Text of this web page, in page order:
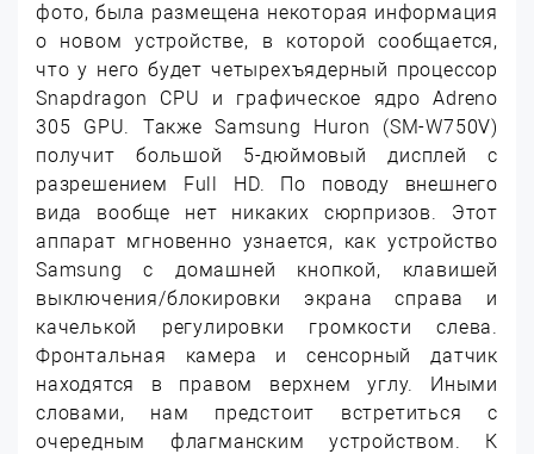
фото, была размещена некоторая информация
о новом устройстве, в которой сообщается,
что у него будет четырехъядерный процессор
Snapdragon CPU и графическое ядро Adreno
305 GPU. Также Samsung Huron (SM-W750V)
получит большой 5-дюймовый дисплей с
разрешением Full HD. По поводу внешнего
вида вообще нет никаких сюрпризов. Этот
аппарат мгновенно узнается, как устройство
Samsung с домашней кнопкой, клавишей
выключения/блокировки экрана справа и
качелькой регулировки громкости слева.
Фронтальная камера и сенсорный датчик
находятся в правом верхнем углу. Иными
словами, нам предстоит встретиться с
очередным флагманским устройством. К